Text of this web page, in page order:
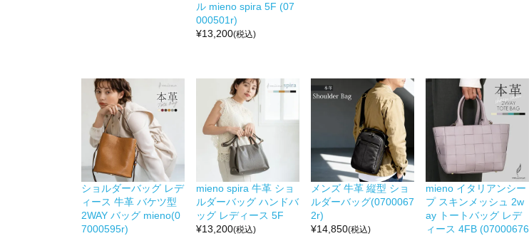
ル mieno spira 5F (07
000501r)
¥13,200(税込)
ショルダーバッグ レデ
ィース 牛革 バケツ型
2WAY バッグ mieno(0
7000595r)
mieno spira 牛革 ショ
ルダーバッグ ハンドバ
ッグ レディース 5F
¥13,200(税込)
メンズ 牛革 縦型 ショ
ルダーバッグ(0700067
2r)
¥14,850(税込)
mieno イタリアンシー
プ スキンメッシュ 2w
ay トートバッグ レデ
ィース 4FB (07000676